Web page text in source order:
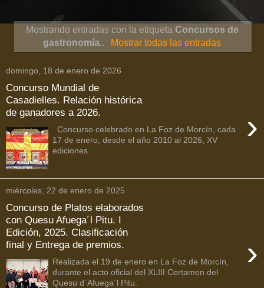
Mostrando entradas con la etiqueta Concursos de
gastronomía.. Mostrar todas las entradas
domingo, 18 de enero de 2026
Concurso Mundial de
Casadielles. Relación histórica
de ganadores a 2026.
›
Concurso celebrado en La Foz de Morcín, cada
17 de enero, desde el año 2010 al 2026, XV
ediciones.
miércoles, 22 de enero de 2025
Concurso de Platos elaborados
con Quesu Afuega´l Pitu. I
Edición, 2025. Clasificación
final y Entrega de premios.
›
Realizada el 19 de enero en La Foz de Morcín,
durante el acto oficial del XLIII Certamen del
Quesu d´Afuega´l Pitu.